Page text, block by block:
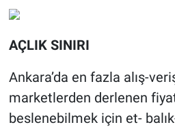
AÇLIK SINIRI
Ankara’da en fazla alış-
marketlerden derlenen
beslenebilmek için et-